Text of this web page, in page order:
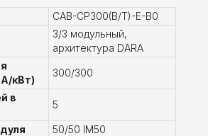
CAB-CP300(B/T)-E-B0
3/3 модульный,
архитектура DARA
кВт)
300/300
в
5
50/50 IM50